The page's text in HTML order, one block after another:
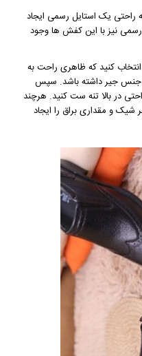
یک استایل رسمی ایجاد
رسمی نیز با این کفش ها وجود
انتخاب کنید که ظاهری راحت به
جنس جیر داشته باشد. سپس
در بالا تنه ست کنید. هرچند
و مقداری براق را ایجاد